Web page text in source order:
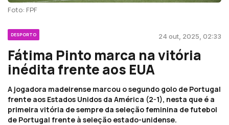
Foto: FPF
DESPORTO 24 out, 2025, 02:33
Fátima Pinto marca na vitória
inédita frente aos EUA
A jogadora madeirense marcou o segundo golo de Portugal
frente aos Estados Unidos da América (2-1), nesta que é a
primeira vitória de sempre da seleção feminina de futebol
de Portugal frente à seleção estado-unidense.